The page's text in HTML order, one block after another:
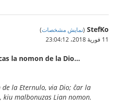
StefKo
(نمایش مشخصات)
11 فوریهٔ 2018،‏ 23:04:12
la nomon de la Dio…
la Eternulo, via Dio; ĉar la
kiu malbonuzas Lian nomon.